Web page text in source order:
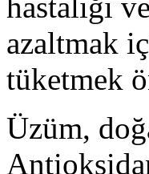
azaltmak
tüketmek
Üzüm,